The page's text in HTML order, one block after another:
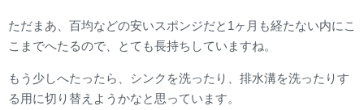
ただまあ、百均などの安いスポンジだと1ヶ月も経たない内にこ
こまでへたるので、とても長持ちしていますね。
もう少しへたったら、シンクを洗ったり、排水溝を洗ったりす
る用に切り替えようかなと思っています。